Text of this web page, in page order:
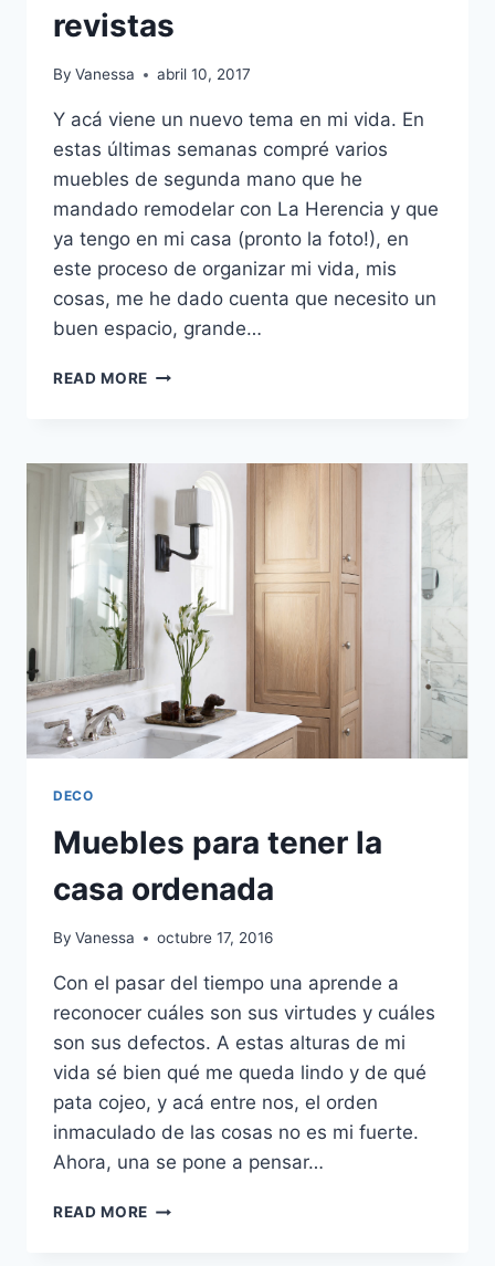
revistas
By Vanessa abril 10, 2017
Y acá viene un nuevo tema en mi vida. En
estas últimas semanas compré varios
muebles de segunda mano que he
mandado remodelar con La Herencia y que
ya tengo en mi casa (pronto la foto!), en
este proceso de organizar mi vida, mis
cosas, me he dado cuenta que necesito un
buen espacio, grande…
READ MORE CÓMO
DECO
Muebles para tener la
casa ordenada
By Vanessa octubre 17, 2016
Con el pasar del tiempo una aprende a
reconocer cuáles son sus virtudes y cuáles
son sus defectos. A estas alturas de mi
vida sé bien qué me queda lindo y de qué
pata cojeo, y acá entre nos, el orden
inmaculado de las cosas no es mi fuerte.
Ahora, una se pone a pensar…
READ MORE MUEBLES